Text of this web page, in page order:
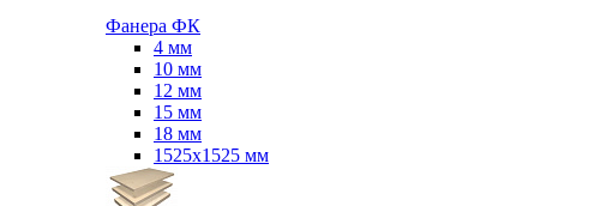
Фанера ФК
4 мм
10 мм
12 мм
15 мм
18 мм
1525х1525 мм